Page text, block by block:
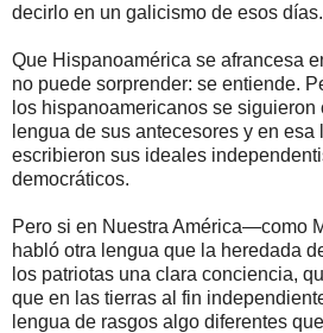
decirlo en un galicismo de esos días.
Que Hispanoamérica se afrancesa
no puede sorprender: se entiende.
los hispanoamericanos se
lengua de sus antecesores y en
escribieron sus ideales
democráticos.
Pero si en Nuestra América—como
habló otra lengua que la heredada
los patriotas una clara conciencia,
que en las tierras al fin
lengua de rasgos algo diferentes